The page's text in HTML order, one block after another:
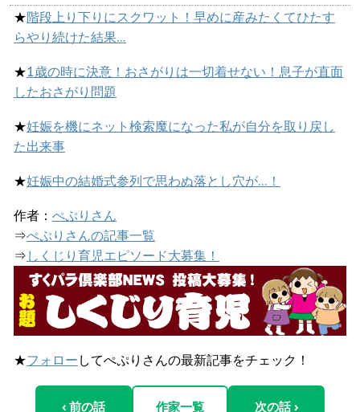
★階段上り下りにスクワット！早めに産みたくてひたす
らやり続けた結果…
★1歳の時に決意！おさがりは一切着せない！息子が直面
したおさがり問題
★妊娠を機にネット検索魔になった私が自分を取り戻し
た出来事
★妊娠中の結婚式参列で思わぬ落とし穴が…！
作者： ぺぷりさん
⇒ぺぷりさんの記事一覧
⇒ しくじり育児エピソード大募集！
★フォロー してぺぷりさんの最新記事をチェック！
‹ 前の話 作家一覧 次の話 ›